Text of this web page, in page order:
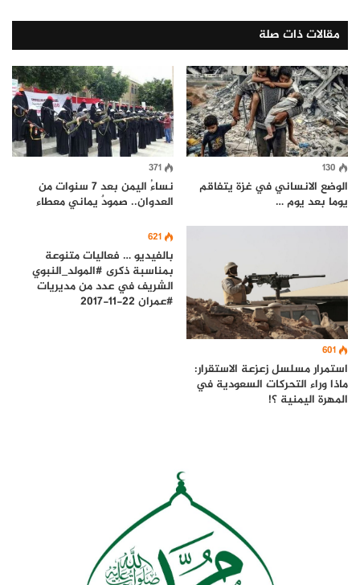
مقالات ذات صلة
130
الوضع الانساني في غزة يتفاقم
يوما بعد يوم …
371
نساءُ اليمن بعد 7 سنوات من
العدوان.. صمودٌ يماني معطاء
601
استمرار مسلسل زعزعة الاستقرار:
ماذا وراء التحركات السعودية في
المهرة اليمنية ؟!
621
بالفيديو … فعاليات متنوعة
بمناسبة ذكرى #المولد_النبوي
الشريف في عدد من مديريات
#عمران 22-11-2017